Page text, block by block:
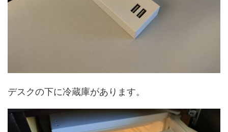
デスクの下に冷蔵庫があります。